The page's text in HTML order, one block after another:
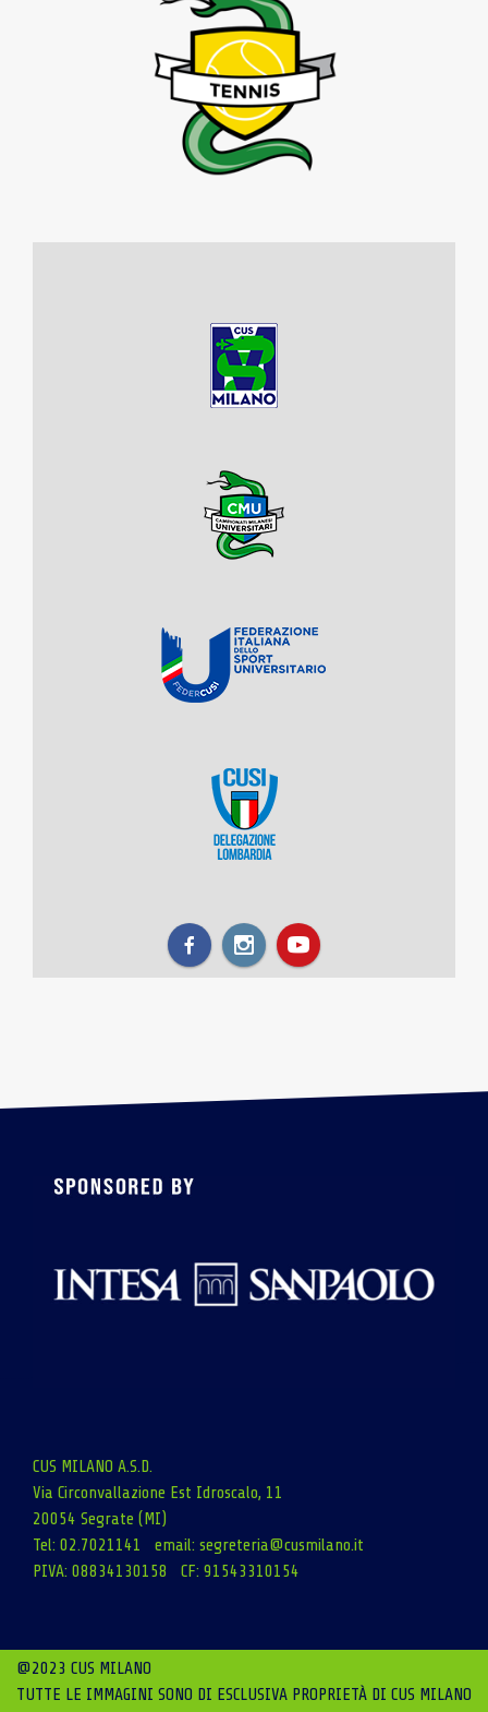
CUS MILANO A.S.D.
Via Circonvallazione Est Idroscalo, 11
20054 Segrate (MI)
Tel: 02.7021141 email: segreteria@cusmilano.it
PIVA: 08834130158 CF: 91543310154
@2023 CUS MILANO
TUTTE LE IMMAGINI SONO DI ESCLUSIVA PROPRIETÀ DI CUS MILANO